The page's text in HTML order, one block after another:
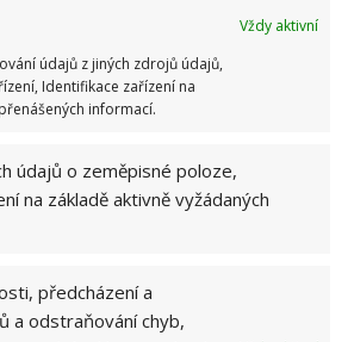
Vždy aktivní
údajů z jiných zdrojů údajů,
Identifikace zařízení na
informací.
údajů o zeměpisné poloze,
na základě aktivně vyžádaných
předcházení a
a odstraňování chyb,